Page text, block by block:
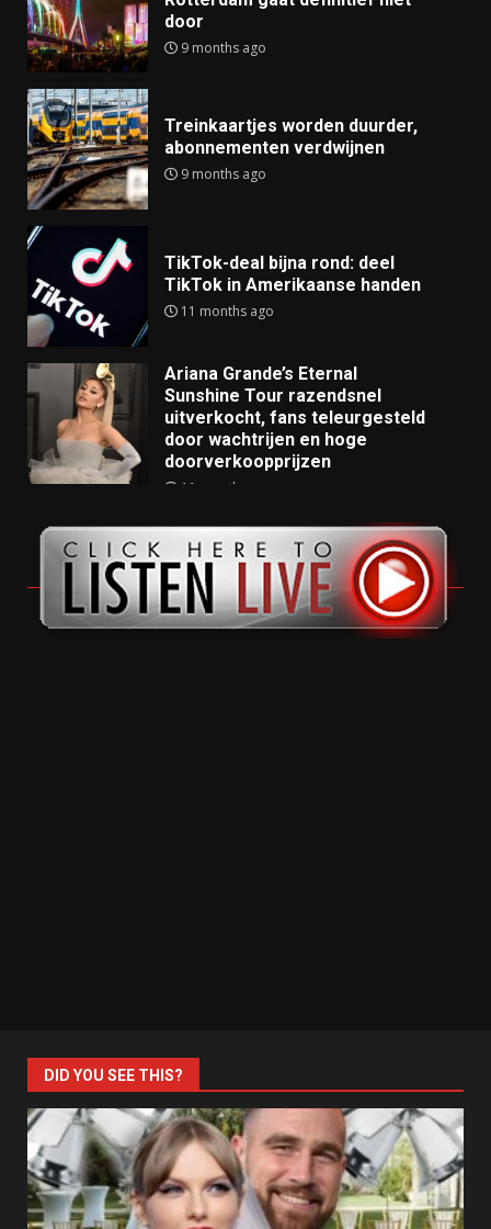
door
9 months ago
Treinkaartjes worden duurder,
abonnementen verdwijnen
9 months ago
TikTok-deal bijna rond: deel
TikTok in Amerikaanse handen
11 months ago
Ariana Grande’s Eternal
Sunshine Tour razendsnel
uitverkocht, fans teleurgesteld
door wachtrijen en hoge
doorverkoopprijzen
11 months ago
DID YOU SEE THIS?